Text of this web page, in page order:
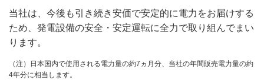
当社は、今後も引き続き安価で安定的に電力をお届けする
ため、発電設備の安全・安定運転に全力で取り組んでまい
ります。
（注）日本国内で使用される電力量の約7ヵ月分、当社の年間販売電力量の約
4年分に相当します。